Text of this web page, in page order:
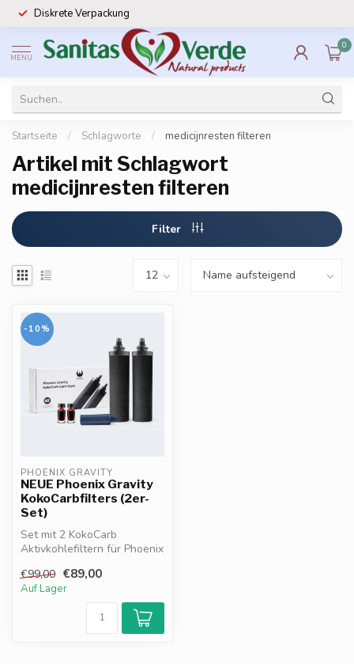
Diskrete Verpackung
MENU
0
Startseite / Schlagworte / medicijnresten filteren
Artikel mit Schlagwort
medicijnresten filteren
Filter
-10%
PHOENIX GRAVITY
NEUE Phoenix Gravity
KokoCarbfilters (2er-
Set)
Set mit 2 KokoCarb
Aktivkohlefiltern für Phoenix
Wasserfiltersysteme, in...
€99,00 €89,00
Auf Lager